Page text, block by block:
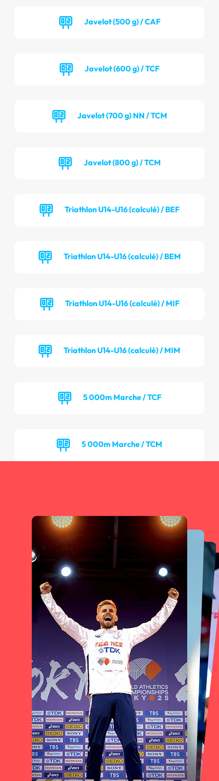
Javelot (500 g) / CAF
Javelot (600 g) / TCF
Javelot (700 g) NN / TCM
Javelot (800 g) / TCM
Triathlon U14-U16 (calculé) / BEF
Triathlon U14-U16 (calculé) / BEM
Triathlon U14-U16 (calculé) / MIF
Triathlon U14-U16 (calculé) / MIM
5 000m Marche / TCF
5 000m Marche / TCM